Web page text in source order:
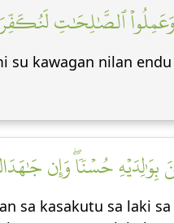
وَعَمِلُواْ ٱلصَّٰلِحَٰتِ
su kawagan nilan
بِوَٰلِدَيۡهِ حُسۡنٗاۖ وَإِن
sa kasakutu sa laki sa